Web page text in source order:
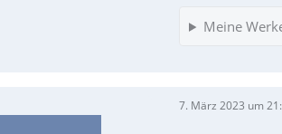
Meine
7. März 2023 um